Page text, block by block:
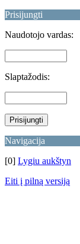
Prisijungti
Naudotojo vardas:
Slaptažodis:
Navigacija
[0] Lygiu aukštyn
Eiti į pilną versiją